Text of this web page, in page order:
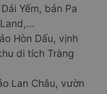
Yếm, bản Pa
Hòn Dấu, vịnh
di tích Tràng
Lan Châu, vườn